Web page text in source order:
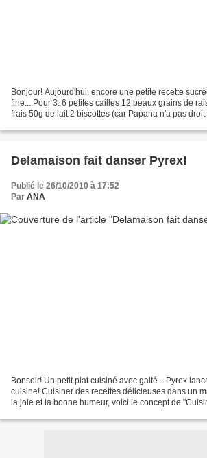
Bonjour! Aujourd'hui, encore une petite recette
fine... Pour 3: 6 petites cailles 12 beaux grains de
frais 50g de lait 2 biscottes (car Papana n'a pas
Delamaison fait danser Pyrex!
Publié le 26/10/2010 à 17:52
Par ANA
Bonsoir! Un petit plat cuisiné avec gaité... Pyrex
cuisine! Cuisiner des recettes délicieuses dans un
la joie et la bonne humeur, voici le concept de